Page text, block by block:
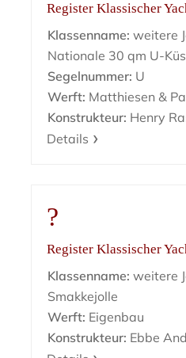
Register Klassischer
Klassenname: weitere
Nationale 30 qm U-
Segelnummer: U
Werft: Matthiesen &
Konstrukteur: Henry
Details
?
Register Klassischer
Klassenname: weitere
Smakkejolle
Werft: Eigenbau
Konstrukteur: Ebbe